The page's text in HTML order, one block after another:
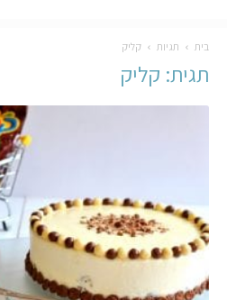
בית תגיות קליק
תגית: קליק